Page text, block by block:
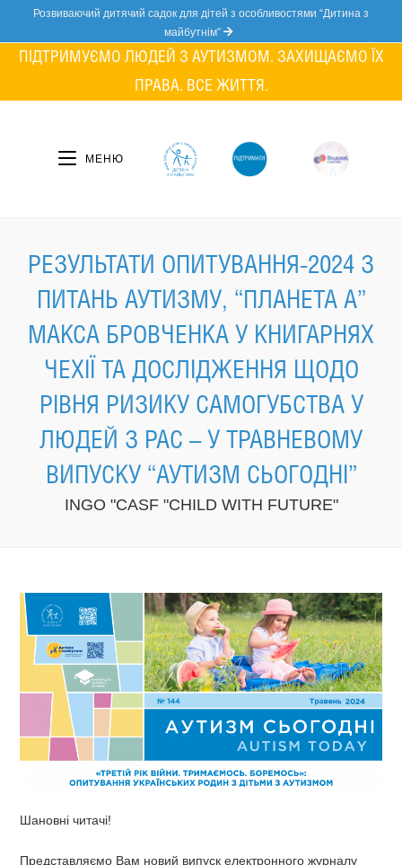
content
Розвиваючий дитячий садок для дітей з особливостями “Дитина з
майбутнім”
ПІДТРИМУЄМО ЛЮДЕЙ З АУТИЗМОМ. ЗАХИЩАЄМО ЇХ
ПРАВА. ВСЕ ЖИТТЯ.
МЕНЮ
РЕЗУЛЬТАТИ ОПИТУВАННЯ-2024 З
ПИТАНЬ АУТИЗМУ, “ПЛАНЕТА А”
МАКСА БРОВЧЕНКА У КНИГАРНЯХ
ЧЕХІЇ ТА ДОСЛІДЖЕННЯ ЩОДО
РІВНЯ РИЗИКУ САМОГУБСТВА У
ЛЮДЕЙ З РАС – У ТРАВНЕВОМУ
ВИПУСКУ “АУТИЗМ СЬОГОДНІ”
INGO "CASF "CHILD WITH FUTURE"
Шановні читачі!
Представляємо Вам новий випуск електронного журналу